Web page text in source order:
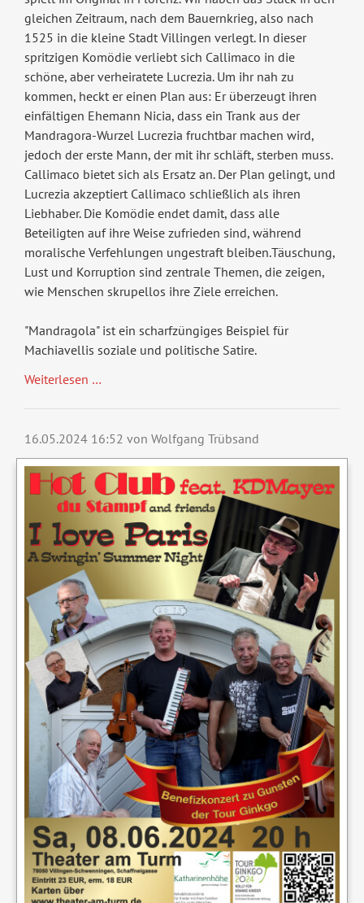
gleichen Zeitraum, nach dem Bauernkrieg, also nach
1525 in die kleine Stadt Villingen verlegt. In dieser
spritzigen Komödie verliebt sich Callimaco in die
schöne, aber verheiratete Lucrezia. Um ihr nah zu
kommen, heckt er einen Plan aus: Er überzeugt ihren
einfältigen Ehemann Nicia, dass ein Trank aus der
Mandragora-Wurzel Lucrezia fruchtbar machen wird,
jedoch der erste Mann, der mit ihr schläft, sterben muss.
Callimaco bietet sich als Ersatz an. Der Plan gelingt, und
Lucrezia akzeptiert Callimaco schließlich als ihren
Liebhaber. Die Komödie endet damit, dass alle
Beteiligten auf ihre Weise zufrieden sind, während
moralische Verfehlungen ungestraft bleiben.Täuschung,
Lust und Korruption sind zentrale Themen, die zeigen,
wie Menschen skrupellos ihre Ziele erreichen.
"Mandragola" ist ein scharfzüngiges Beispiel für
Machiavellis soziale und politische Satire.
Weiterlesen …
16.05.2024 16:52 von Wolfgang Trübsand